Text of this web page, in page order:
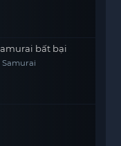
bất bại
Samurai